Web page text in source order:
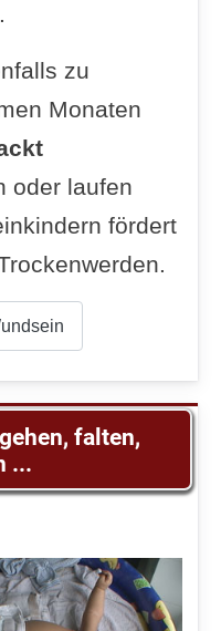
zu
Monaten
oder laufen
fördert
falten,
...